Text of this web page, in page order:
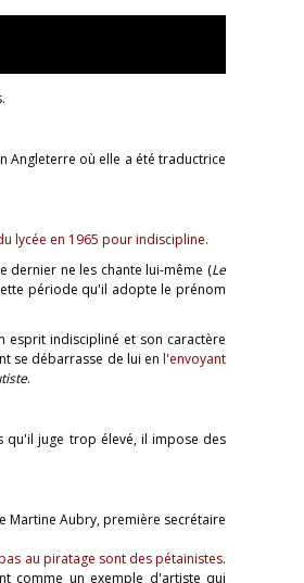
Angleterre où elle a été traductrice
lycée en 1965 pour indiscipline.
dernier ne les chante lui-même (Le
période qu'il adopte le prénom
esprit indiscipliné et son caractère
se débarrasse de lui enl'envoyant
.
qu'il juge trop élevé, il impose des
Martine Aubry, première secrétaire
au piratage sont des pétainistes.
comme un exemple d'artiste qui